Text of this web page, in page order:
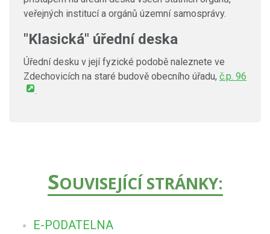
veřejných institucí a orgánů územní samosprávy.
"Klasická" úřední deska
Úřední desku v její fyzické podobě naleznete ve
Zdechovicích na staré budově obecního úřadu, č.p. 96
.
SOUVISEJÍCÍ STRÁNKY:
E-PODATELNA